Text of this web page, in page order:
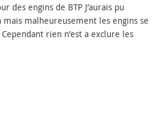
des engins de BTP J’aurais pu
malheureusement les engins se
rien n’est a exclure les